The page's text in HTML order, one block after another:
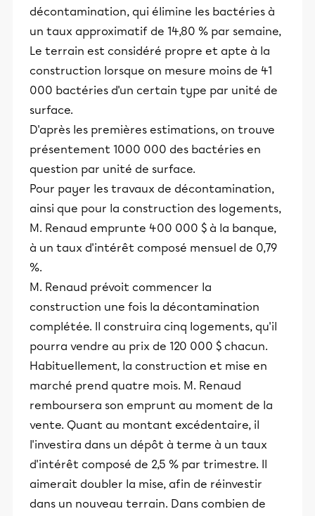
décontamination, qui élimine les bactéries à
un taux approximatif de 14,80 % par semaine,
Le terrain est considéré propre et apte à la
construction lorsque on mesure moins de 41
000 bactéries d'un certain type par unité de
surface.
D'après les premières estimations, on trouve
présentement 1000 000 des bactéries en
question par unité de surface.
Pour payer les travaux de décontamination,
ainsi que pour la construction des logements,
M. Renaud emprunte 400 000 $ à la banque,
à un taux d'intérêt composé mensuel de 0,79
%.
M. Renaud prévoit commencer la
construction une fois la décontamination
complétée. Il construira cinq logements, qu'il
pourra vendre au prix de 120 000 $ chacun.
Habituellement, la construction et mise en
marché prend quatre mois. M. Renaud
remboursera son emprunt au moment de la
vente. Quant au montant excédentaire, il
l'investira dans un dépôt à terme à un taux
d'intérêt composé de 2,5 % par trimestre. Il
aimerait doubler la mise, afin de réinvestir
dans un nouveau terrain. Dans combien de